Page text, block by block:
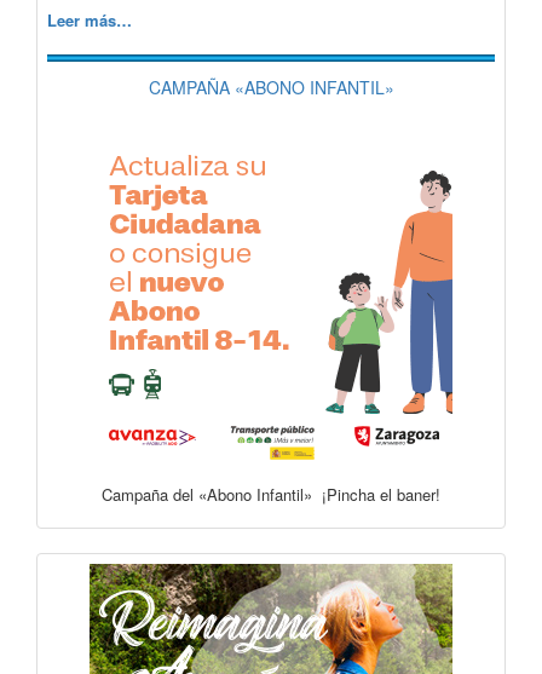
Leer más…
CAMPAÑA «ABONO INFANTIL»
Campaña del «Abono Infantil» ¡Pincha el baner!